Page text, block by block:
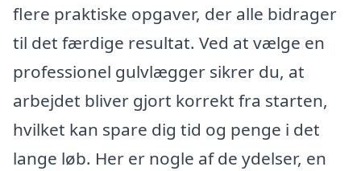
flere praktiske opgaver, der alle bidrager
til det færdige resultat. Ved at vælge en
professionel gulvlægger sikrer du, at
arbejdet bliver gjort korrekt fra starten,
hvilket kan spare dig tid og penge i det
lange løb. Her er nogle af de ydelser, en